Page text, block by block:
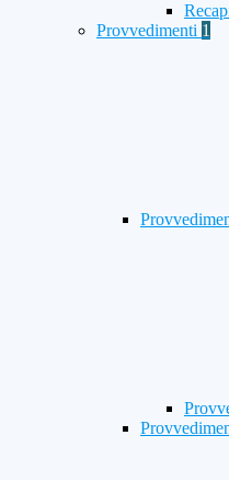
Provvedimenti 1